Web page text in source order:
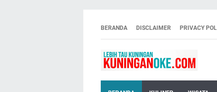
BERANDA DISCLAIMER PRIVACY